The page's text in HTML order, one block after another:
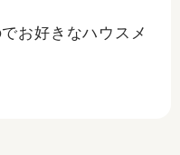
お好きなハウスメ